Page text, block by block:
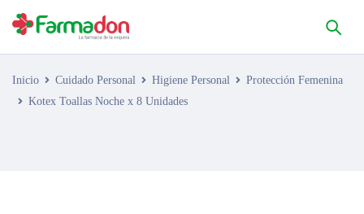
Inicio Cuidado Personal Higiene Personal
Protección Femenina
Kotex Toallas Noche x 8 Unidades